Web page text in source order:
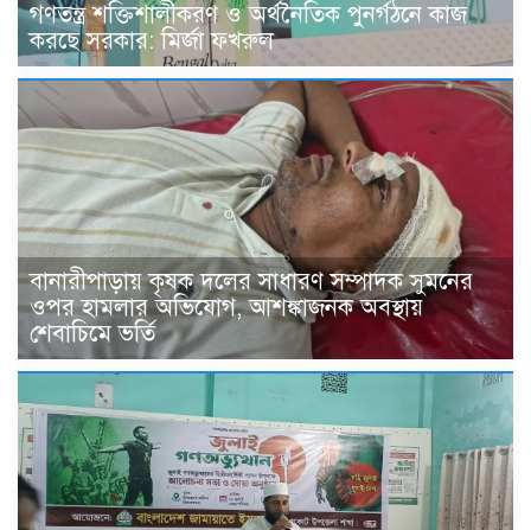
গণতন্ত্র শক্তিশালীকরণ ও অর্থনৈতিক পুনর্গঠনে কাজ
করছে সরকার: মির্জা ফখরুল
বানারীপাড়ায় কৃষক দলের সাধারণ সম্পাদক সুমনের
ওপর হামলার অভিযোগ, আশঙ্কাজনক অবস্থায়
শেবাচিমে ভর্তি